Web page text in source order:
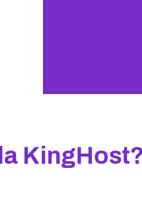
KingHost?